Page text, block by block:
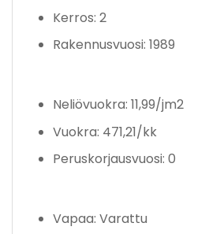
Kerros: 2
Rakennusvuosi: 1989
Neliövuokra: 11,99/jm2
Vuokra: 471,21/kk
Peruskorjausvuosi: 0
Vapaa: Varattu